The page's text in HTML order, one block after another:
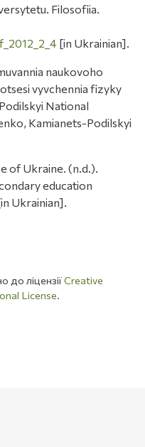
Filosofiia.
[in Ukrainian].
naukovoho
vyvchennia fizyky
National
Kamianets-Podilskyi
of Ukraine. (n.d.).
education
Ukrainian].
до ліцензіїCreative
License.